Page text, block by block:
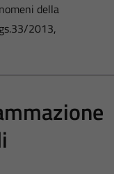
della
2013,